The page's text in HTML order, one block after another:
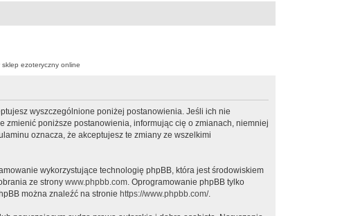
ezoteryczny online
wyszczególnione poniżej postanowienia. Jeśli ich nie
zmienić poniższe postanowienia, informując cię o zmianach, niemniej
oznacza, że akceptujesz te zmiany ze wszelkimi
wykorzystujące technologię phpBB, która jest środowiskiem
ze strony www.phpbb.com. Oprogramowanie phpBB tylko
można znaleźć na stronie https://www.phpbb.com/.